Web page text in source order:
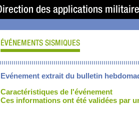
Evénement extrait du bulletin
Caractéristiques de l'événement
Ces informations ont été validées par